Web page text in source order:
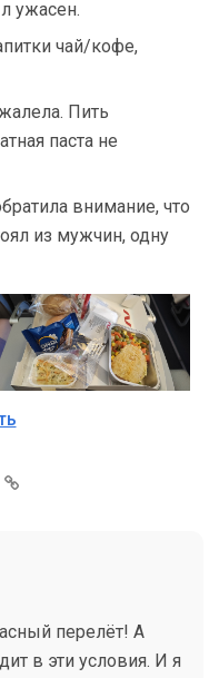
ужасен.
чай/кофе,
Пить
паста не
внимание, что
из мужчин, одну
перелёт! А
в эти условия. И я